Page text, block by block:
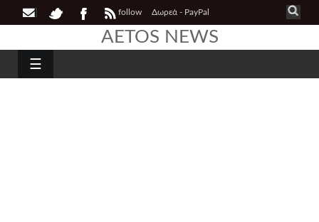
follow Δωρεά - PayPal
AETOS NEWS
☰